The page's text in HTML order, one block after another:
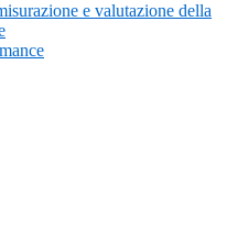
e valutazione della